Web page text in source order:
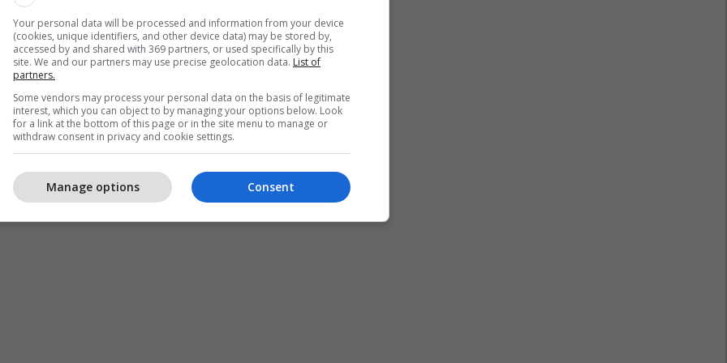
e ambasadorit janë vendosur simbolet e
të nënkuptohet se interesi i Kurtit ndaj Berishajt
Your personal data will be processed and information from your device
(cookies, unique identifiers, and other device data) may be stored by,
accessed by and shared with 369 partners, or used specifically by this
site. We and our partners may use precise geolocation data. List of
partners.
Some vendors may process your personal data on the basis of legitimate
interest, which you can object to by managing your options below. Look
for a link at the bottom of this page or in the site menu to manage or
withdraw consent in privacy and cookie settings.
Consent
Manage options